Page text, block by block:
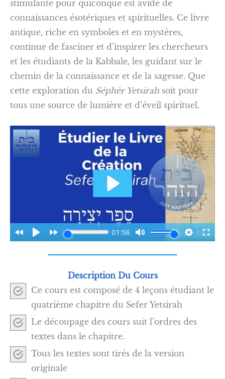
stimulante pour quiconque est avide de
connaissances ésotériques et spirituelles. Ce livre
antique, riche en symboles et en mystères,
continue de fasciner et d’inspirer les chercheurs
et les étudiants de la Kabbale, les guidant sur le
chemin de la connaissance et de la sagesse. Que
cette exploration du Séphèr Yetsirah soit pour
tous une source de lumière et d’éveil spirituel.
Description Du Cours
Ce cours est composé de 4 leçons étudiant le
quatrième chapitre du Sefer Yetsirah
Le découpage des cours suit l’ordres des
textes dans le chapitre.
Tous les textes sont tirés de la version
originale